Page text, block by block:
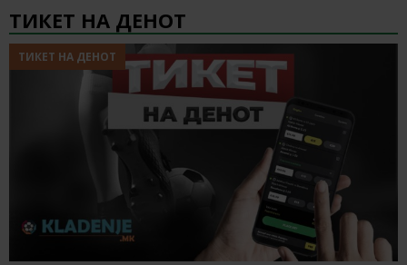
ТИКЕТ НА ДЕНОТ
ТИКЕТ НА ДЕНОТ